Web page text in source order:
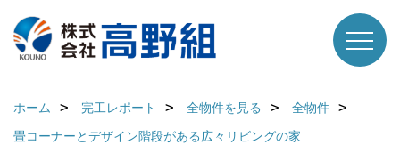
ホーム 完工レポート 全物件を見る
全物件
畳コーナーとデザイン階段がある広々リビングの家